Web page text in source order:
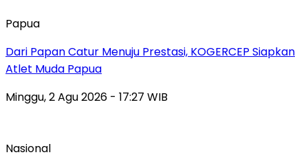
Papua
Dari Papan Catur Menuju Prestasi, KOGERCEP Siapkan
Atlet Muda Papua
Minggu, 2 Agu 2026 - 17:27 WIB
Nasional